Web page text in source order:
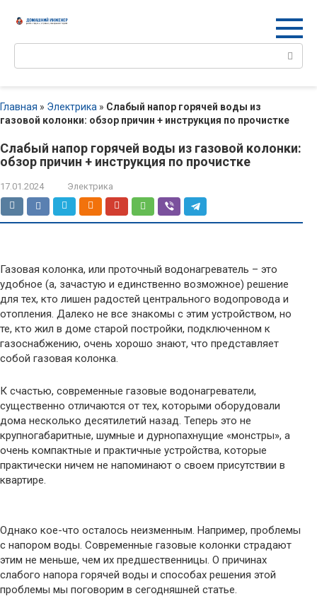
Поиск:
Главная » Электрика » Слабый напор горячей воды из
газовой колонки: обзор причин + инструкция по прочистке
Слабый напор горячей воды из газовой колонки:
обзор причин + инструкция по прочистке
17.01.2024 Электрика
Газовая колонка, или проточный водонагреватель – это
удобное (а, зачастую и единственно возможное) решение
для тех, кто лишен радостей центрального водопровода и
отопления. Далеко не все знакомы с этим устройством, но
те, кто жил в доме старой постройки, подключенном к
газоснабжению, очень хорошо знают, что представляет
собой газовая колонка.
К счастью, современные газовые водонагреватели,
существенно отличаются от тех, которыми оборудовали
дома несколько десятилетий назад. Теперь это не
крупногабаритные, шумные и дурнопахнущие «монстры», а
очень компактные и практичные устройства, которые
практически ничем не напоминают о своем присутствии в
квартире.
Однако кое-что осталось неизменным. Например, проблемы
с напором воды. Современные газовые колонки страдают
этим не меньше, чем их предшественницы. О причинах
слабого напора горячей воды и способах решения этой
проблемы мы поговорим в сегодняшней статье.